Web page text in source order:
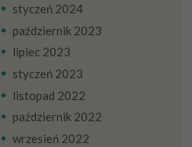
styczeń 2024
październik 2023
lipiec 2023
styczeń 2023
listopad 2022
październik 2022
wrzesień 2022